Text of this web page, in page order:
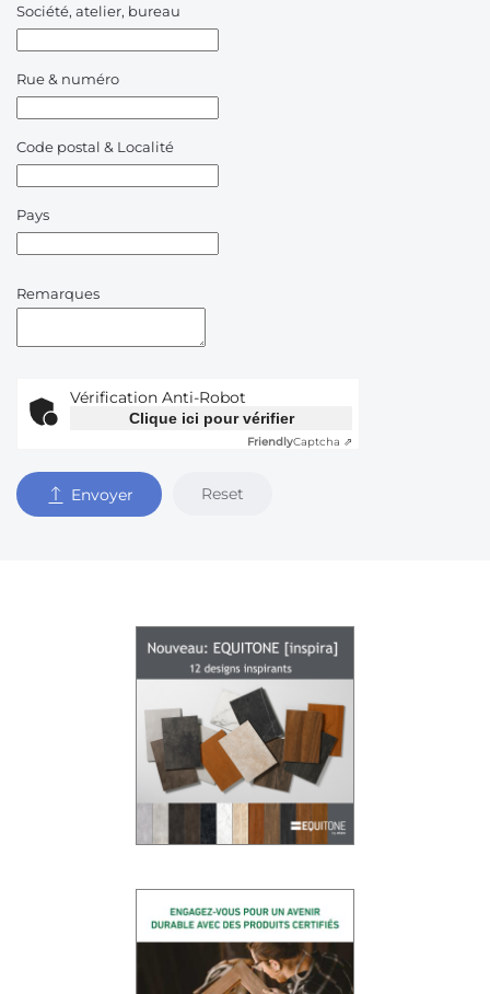
Société, atelier, bureau
Rue & numéro
Code postal & Localité
Pays
Remarques
Vérification Anti-Robot
Clique ici pour vérifier
FriendlyCaptcha ⇗
Envoyer Reset